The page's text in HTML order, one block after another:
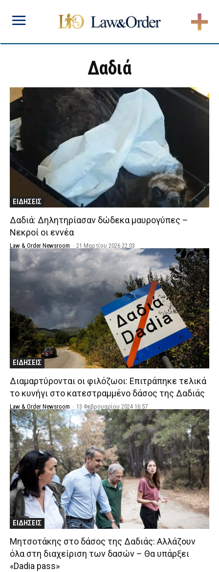
Δαδιά
ΕΙΔΗΣΕΙΣ
Δαδιά: Δηλητηρίασαν δώδεκα μαυρογύπες –
Nεκροί οι εννέα
Law & Order Newsroom - 21 Μαρτίου 2026 22:03
ΕΙΔΗΣΕΙΣ
Διαμαρτύρονται οι φιλόζωοι: Επιτράπηκε τελικά
το κυνήγι στο κατεστραμμένο δάσος της Δαδιάς
Law & Order Newsroom - 13 Φεβρουαρίου 2024 16:57
ΕΙΔΗΣΕΙΣ
Μητσοτάκης στο δάσος της Δαδιάς: Αλλάζουν
όλα στη διαχείριση των δασών – Θα υπάρξει
«Dadia pass»